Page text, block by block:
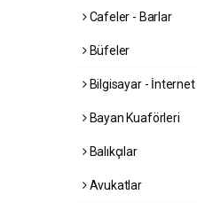
Cafeler - Barlar
Büfeler
Bilgisayar - İnternet
Bayan Kuaförleri
Balıkçılar
Avukatlar